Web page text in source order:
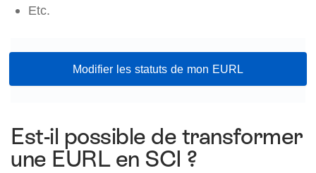
Etc.
Modifier les statuts de mon EURL
Est-il possible de transformer
une EURL en SCI ?